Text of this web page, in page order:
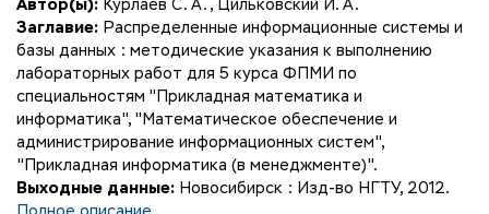
Автор(ы): Курлаев С. А. , Цильковский И. А.
Заглавие: Распределенные информационные системы и
базы данных : методические указания к выполнению
лабораторных работ для 5 курса ФПМИ по
специальностям "Прикладная математика и
информатика", "Математическое обеспечение и
администрирование информационных систем",
"Прикладная информатика (в менеджменте)".
Выходные данные: Новосибирск : Изд-во НГТУ, 2012.